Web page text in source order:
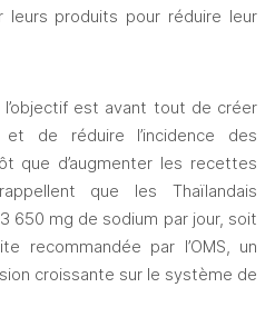
leurs produits pour réduire leur
l’objectif est avant tout de créer
de réduire l’incidence des
que d’augmenter les recettes
que les Thaïlandais
650 mg de sodium par jour, soit
recommandée par l’OMS, un
croissante sur le système de